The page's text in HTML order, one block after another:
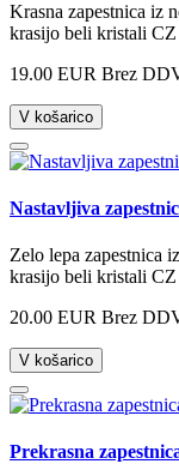
Krasna zapestnica iz
krasijo beli kristali CZ
19.00 EUR Brez
V košarico
Nastavljiva
Zelo lepa zapestnica
krasijo beli kristali
20.00 EUR Brez
V košarico
Prekrasna